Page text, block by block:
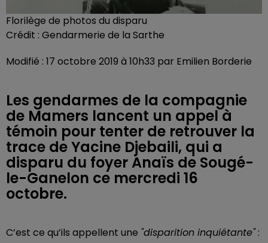
Florilège de photos du disparu
Crédit : Gendarmerie de la Sarthe
Modifié : 17 octobre 2019 à 10h33 par Emilien Borderie
Les gendarmes de la compagnie
de Mamers lancent un appel à
témoin pour tenter de retrouver la
trace de Yacine Djebaili, qui a
disparu du foyer Anaïs de Sougé-
le-Ganelon ce mercredi 16
octobre.
C’est ce qu’ils appellent une "disparition inquiétante":